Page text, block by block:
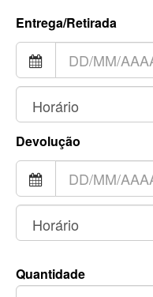
Entrega/Retirada
Devolução
Quantidade